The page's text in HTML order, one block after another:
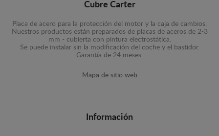
Cubre Carter
Placa de acero para la protección del motor y la caja de cambios.
Nuestros productos están preparados de placas de aceros de 2-3
mm - cubierta con pintura electrostática.
Se puede instalar sin la modificación del coche y el bastidor.
Garantía de 24 meses.
Mapa de sitio web
Información